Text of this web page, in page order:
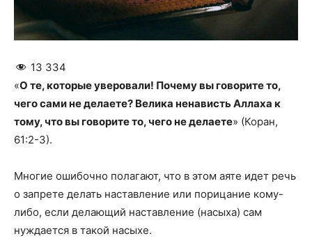
13 334
«O те, которые уверовали! Почему вы говорите то,
чего сами не делаете? Велика ненависть Аллаха к
тому, что вы говорите то, чего не делаете» (Коран,
61:2-3).
Многие ошибочно полагают, что в этом аяте идет речь
о запрете делать наставление или порицание кому-
либо, если делающий наставление (насыха) сам
нуждается в такой насыхе.